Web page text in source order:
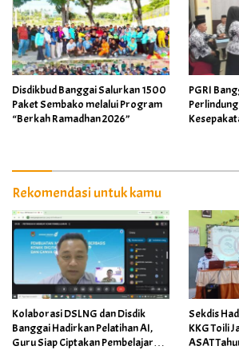
Disdikbud Banggai Salurkan 1500
Paket Sembako melalui Program
“Berkah Ramadhan 2026”
PGRI
Rekomendasi untuk kamu
Kolaborasi DSLNG dan Disdik
Banggai Hadirkan Pelatihan AI,
Guru Siap Ciptakan Pembelajaran
Sekdis
KKG Toili
ASAT